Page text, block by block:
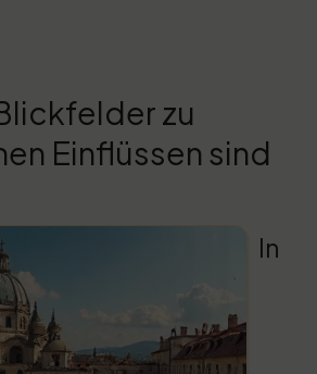
zu
Einflüssen sind
In